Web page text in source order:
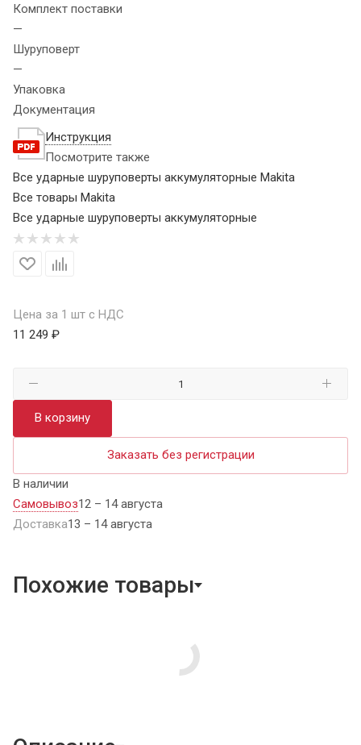
Комплект поставки
—
Шуруповерт
—
Упаковка
Документация
Инструкция
Посмотрите также
Все ударные шуруповерты аккумуляторные Makita
Все товары Makita
Все ударные шуруповерты аккумуляторные
Цена за 1 шт с НДС
11 249 ₽
В корзину
Заказать без регистрации
В наличии
Самовывоз12 – 14 августа
Доставка13 – 14 августа
Похожие товары